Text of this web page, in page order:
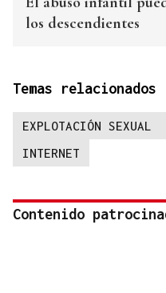
los descendientes
Temas relacionados
EXPLOTACIÓN SEXUAL
INTERNET
Contenido